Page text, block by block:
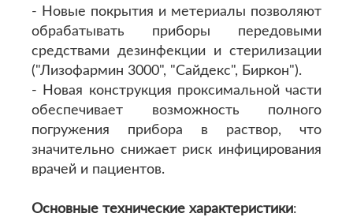
- Новые покрытия и метериалы позволяют
обрабатывать приборы передовыми
средствами дезинфекции и стерилизации
("Лизофармин 3000", "Сайдекс", Биркон").
- Новая конструкция проксимальной части
обеспечивает возможность полного
погружения прибора в раствор, что
значительно снижает риск инфицирования
врачей и пациентов.
Основные технические характеристики: